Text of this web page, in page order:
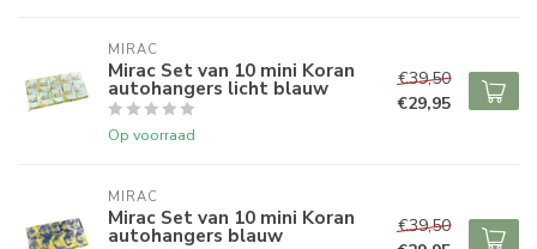
MIRAC
Mirac Set van 10 mini Koran
autohangers licht blauw
Op voorraad
€39,50
€29,95
MIRAC
Mirac Set van 10 mini Koran
autohangers blauw
€39,50